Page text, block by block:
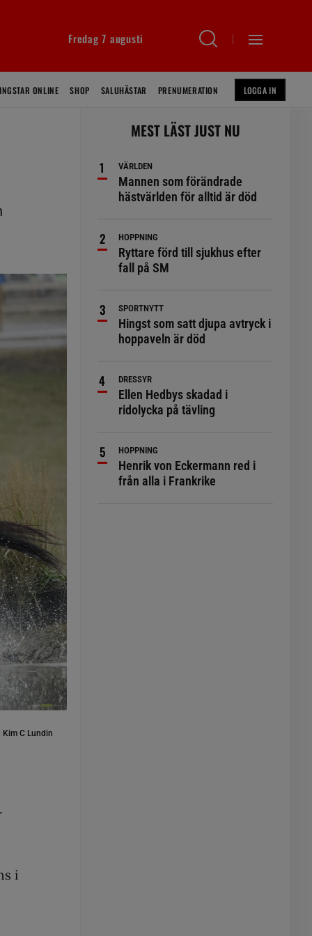
Fredag 7 augusti
ONLINE SHOP SALUHÄSTAR PRENUMERATION LOGGA IN
Kim C Lundin
i
MEST LÄST JUST NU
VÄRLDEN
Mannen som förändrade
hästvärlden för alltid är död
HOPPNING
Ryttare förd till sjukhus efter
fall på SM
SPORTNYTT
Hingst som satt djupa avtryck i
hoppaveln är död
DRESSYR
Ellen Hedbys skadad i
ridolycka på tävling
HOPPNING
Henrik von Eckermann red i
från alla i Frankrike